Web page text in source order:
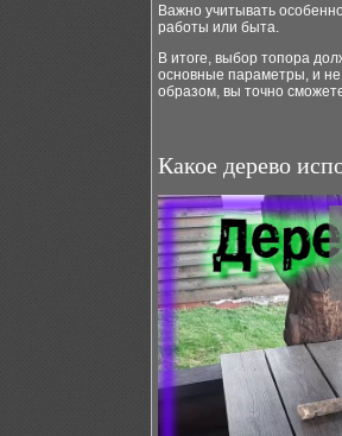
Важно учитывать
работы или быта.
В итоге, выбор топора
основные параметры, и не
образом, вы точно
Какое дерево